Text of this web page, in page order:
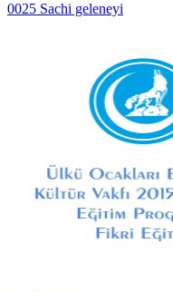
0025 Sachi geleneyi